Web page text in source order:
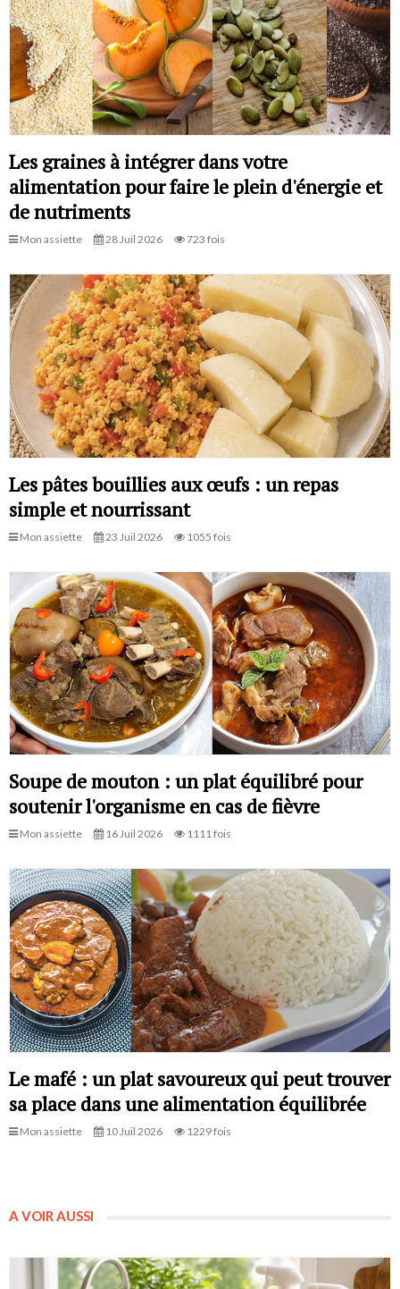
Les graines à intégrer dans votre
alimentation pour faire le plein d'énergie et
de nutriments
Mon assiette 28 Juil 2026 723 fois
Les pâtes bouillies aux œufs : un repas
simple et nourrissant
Mon assiette 23 Juil 2026 1055 fois
Soupe de mouton : un plat équilibré pour
soutenir l'organisme en cas de fièvre
Mon assiette 16 Juil 2026 1111 fois
Le mafé : un plat savoureux qui peut trouver
sa place dans une alimentation équilibrée
Mon assiette 10 Juil 2026 1229 fois
A VOIR AUSSI